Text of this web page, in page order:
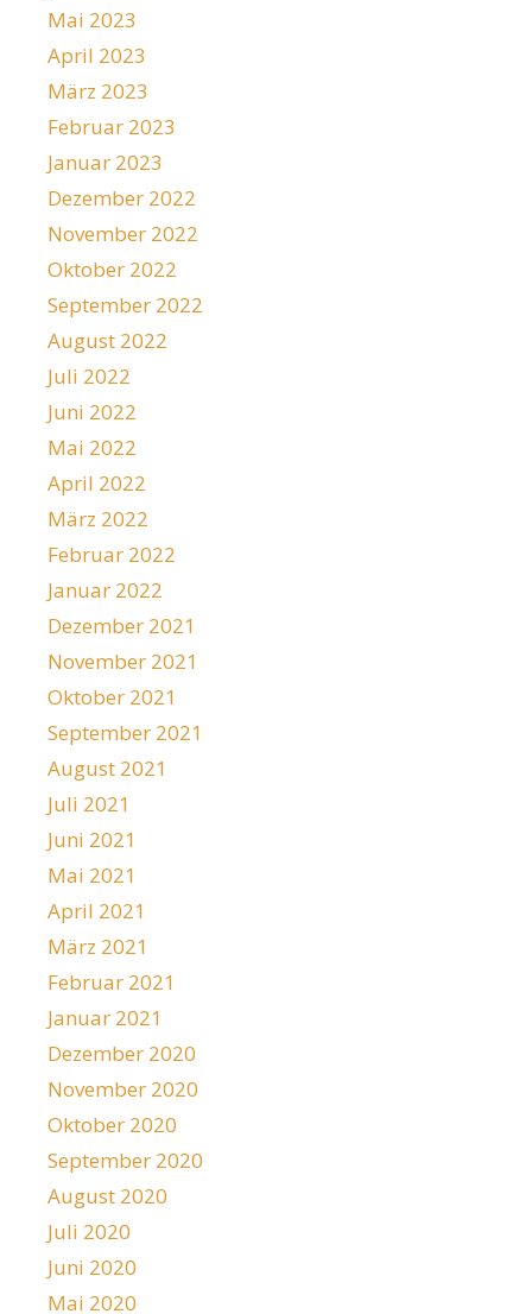
Mai 2023
April 2023
März 2023
Februar 2023
Januar 2023
Dezember 2022
November 2022
Oktober 2022
September 2022
August 2022
Juli 2022
Juni 2022
Mai 2022
April 2022
März 2022
Februar 2022
Januar 2022
Dezember 2021
November 2021
Oktober 2021
September 2021
August 2021
Juli 2021
Juni 2021
Mai 2021
April 2021
März 2021
Februar 2021
Januar 2021
Dezember 2020
November 2020
Oktober 2020
September 2020
August 2020
Juli 2020
Juni 2020
Mai 2020